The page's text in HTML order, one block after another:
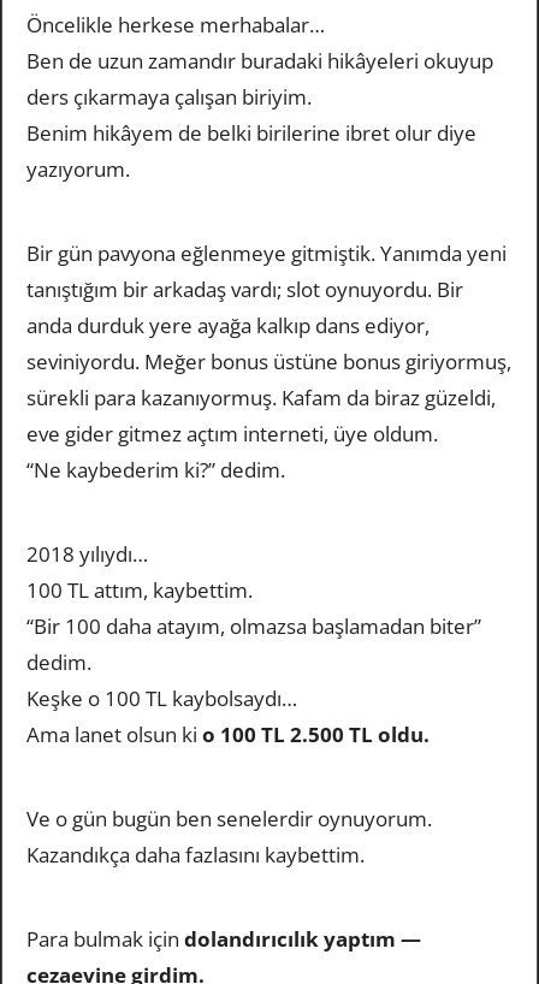
Öncelikle herkese merhabalar…
Ben de uzun zamandır buradaki hikâyeleri okuyup
ders çıkarmaya çalışan biriyim.
Benim hikâyem de belki birilerine ibret olur diye
yazıyorum.
Bir gün pavyona eğlenmeye gitmiştik. Yanımda yeni
tanıştığım bir arkadaş vardı; slot oynuyordu. Bir
anda durduk yere ayağa kalkıp dans ediyor,
seviniyordu. Meğer bonus üstüne bonus giriyormuş,
sürekli para kazanıyormuş. Kafam da biraz güzeldi,
eve gider gitmez açtım interneti, üye oldum.
“Ne kaybederim ki?” dedim.
2018 yılıydı…
100 TL attım, kaybettim.
“Bir 100 daha atayım, olmazsa başlamadan biter”
dedim.
Keşke o 100 TL kaybolsaydı…
Ama lanet olsun kio 100 TL 2.500 TL oldu.
Ve o gün bugün ben senelerdir oynuyorum.
Kazandıkça daha fazlasını kaybettim.
Para bulmak içindolandırıcılık yaptım —
cezaevine girdim.